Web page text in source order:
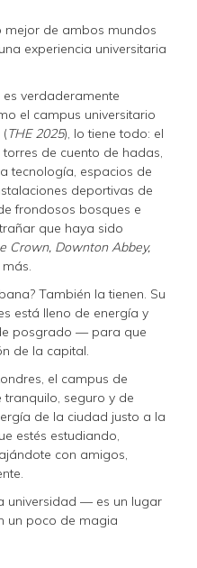
mejor de ambos mundos
experiencia universitaria
verdaderamente
el campus universitario
(THE 2025), lo tiene todo: el
torres de cuento de hadas,
tecnología, espacios de
deportivas de
frondosos bosques e
que haya sido
Crown, Downton Abbey,
más.
También la tienen. Su
está lleno de energía y
posgrado — para que
de la capital.
el campus de
tranquilo, seguro y de
de la ciudad justo a la
estés estudiando,
con amigos,
universidad — es un lugar
un poco de magia